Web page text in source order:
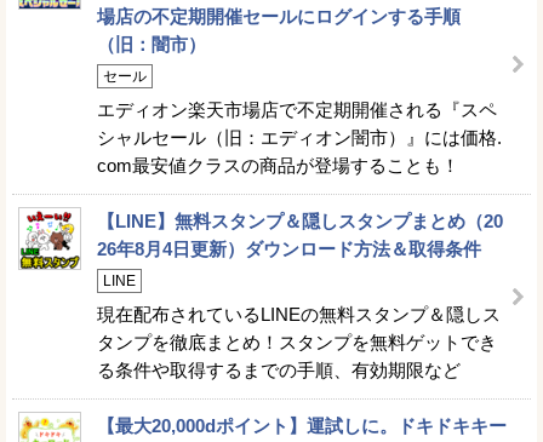
場店の不定期開催セールにログインする手順
（旧：闇市）
セール
エディオン楽天市場店で不定期開催される『スペ
シャルセール（旧：エディオン闇市）』には価格.
com最安値クラスの商品が登場することも！
【LINE】無料スタンプ＆隠しスタンプまとめ（20
26年8月4日更新）ダウンロード方法＆取得条件
LINE
現在配布されているLINEの無料スタンプ＆隠しス
タンプを徹底まとめ！スタンプを無料ゲットでき
る条件や取得するまでの手順、有効期限など
【最大20,000dポイント】運試しに。ドキドキキー